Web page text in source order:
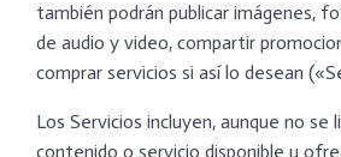
también podrán publicar imágenes,
de audio y video, compartir
comprar servicios si así lo desean
Los Servicios incluyen, aunque no se
contenido o servicio disponible u